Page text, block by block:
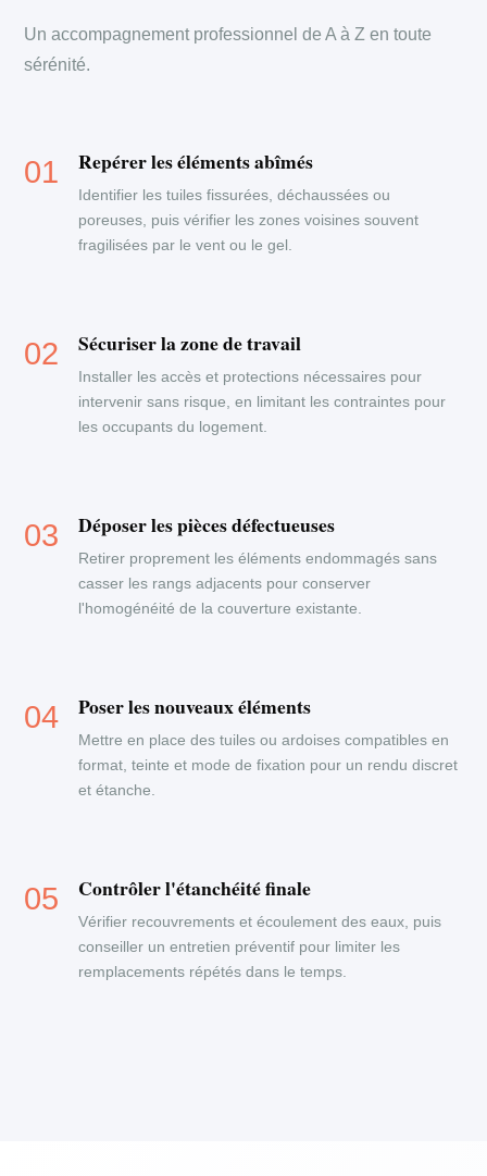
Un accompagnement professionnel de A à Z en toute
sérénité.
Repérer les éléments abîmés
Identifier les tuiles fissurées, déchaussées ou
poreuses, puis vérifier les zones voisines souvent
fragilisées par le vent ou le gel.
Sécuriser la zone de travail
Installer les accès et protections nécessaires pour
intervenir sans risque, en limitant les contraintes pour
les occupants du logement.
Déposer les pièces défectueuses
Retirer proprement les éléments endommagés sans
casser les rangs adjacents pour conserver
l'homogénéité de la couverture existante.
Poser les nouveaux éléments
Mettre en place des tuiles ou ardoises compatibles en
format, teinte et mode de fixation pour un rendu discret
et étanche.
Contrôler l'étanchéité finale
Vérifier recouvrements et écoulement des eaux, puis
conseiller un entretien préventif pour limiter les
remplacements répétés dans le temps.